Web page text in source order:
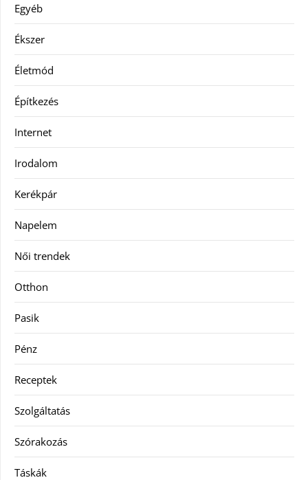
Egyéb
Ékszer
Életmód
Építkezés
Internet
Irodalom
Kerékpár
Napelem
Női trendek
Otthon
Pasik
Pénz
Receptek
Szolgáltatás
Szórakozás
Táskák